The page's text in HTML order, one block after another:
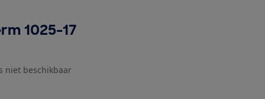
1025-17
niet beschikbaar